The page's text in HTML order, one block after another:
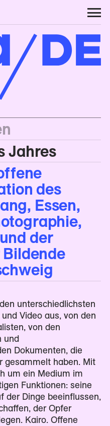
Jahres
des
Essen,
der
unterschiedlichsten
Video aus, von den
von den
und
Dokumenten, die
gesammelt haben. Mit
um ein Medium im
Funktionen: seine
der Dinge beeinflussen,
der Opfer
Kairo. Offene